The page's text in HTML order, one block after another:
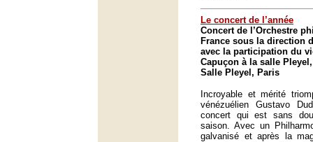
Le concert de l’année
Concert de l’Orchestre
France sous la direction
avec la participation du
Capuçon à la salle
Salle Pleyel, Paris
Incroyable et mérité
vénézuélien Gustavo
concert qui est sans
saison. Avec un
galvanisé et après la